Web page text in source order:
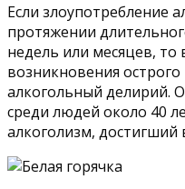
Если злоупотребление
протяжении
недель или месяцев, то
возникновения
алкогольный делирий.
среди людей около 40
алкоголизм, достигший